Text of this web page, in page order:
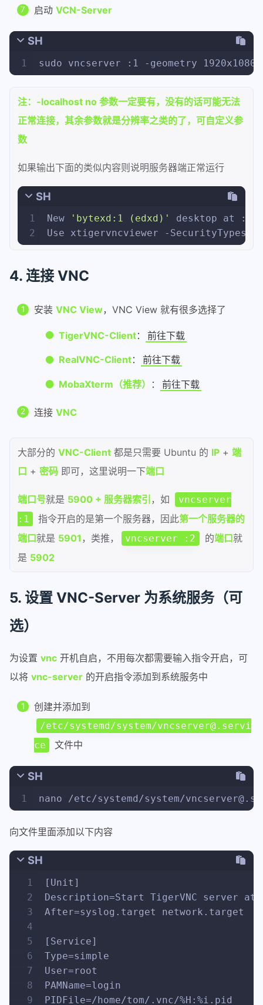
启动 VCN-Server
SH
1 sudo vncserver :1 -geometry
注：-localhost no 参数一定要有，没有的话可能无法
正常连接，其余参数就是分辨率之类的了，可自定义参
数
如果输出下面的类似内容则说明服务器端正常运行
SH
1
2
New 'bytexd:1 (edxd)'
desktop at :1
Use xtigervncviewer -SecurityTypes
4. 连接 VNC
安装 VNC View，VNC View 就有很多选择了
TigerVNC-Client： 前往下载
RealVNC-Client： 前往下载
MobaXterm（推荐） ： 前往下载
连接 VNC
大部分的 VNC-Client都是只需要 Ubuntu 的 IP+ 端
口 + 密码即可，这里说明一下端口
端口号就是 5900 + 服务器索引 ，如
vncserver
:1
指令开启的是第一个服务器，因此第一个服务器的
端口就是 5901 ，类推， vncserver :2 的端口就
是 5902
5. 设置 VNC-Server 为系统服务（可
选）
为设置 vnc 开机自启，不用每次都需要输入指令开启，可
以将 vnc-server 的开启指令添加到系统服务中
创建并添加到
/etc/systemd/system/vncserver@.servi
ce
文件中
SH
1 nano /etc/systemd/system/
向文件里面添加以下内容
SH
1
2
3
4
5
6
7
8
9
[Unit]
Description=Start TigerVNC server at
After=syslog.target network.target
[Service]
Type=simple
User=root
PAMName=login
PIDFile=/home/tom/.vnc/%H:%i.pid